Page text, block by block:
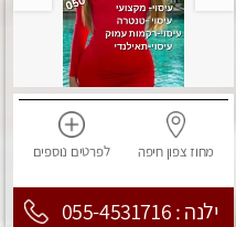
מחוז צפוןחיפה לפרטים נוספים
ילנה : 055-4531716